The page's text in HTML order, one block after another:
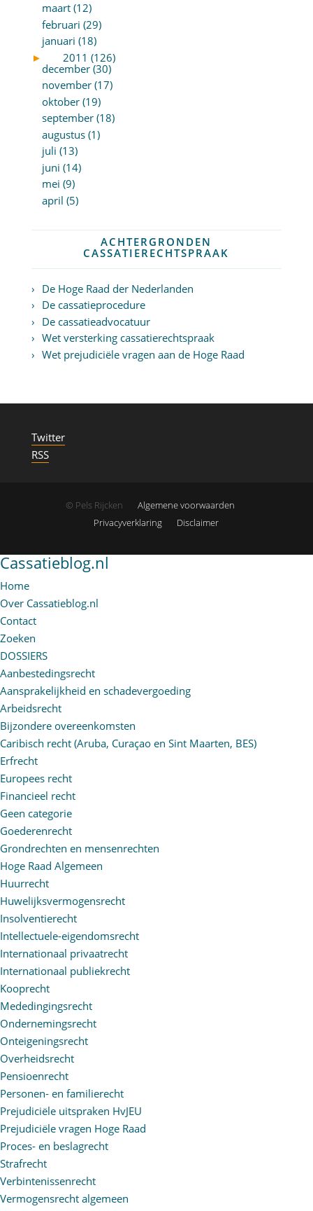
maart (12)
februari (29)
januari (18)
►
2011 (126)
december (30)
november (17)
oktober (19)
september (18)
augustus (1)
juli (13)
juni (14)
mei (9)
april (5)
ACHTERGRONDEN
CASSATIERECHTSPRAAK
De Hoge Raad der Nederlanden
De cassatieprocedure
De cassatieadvocatuur
Wet versterking cassatierechtspraak
Wet prejudiciële vragen aan de Hoge Raad
Twitter
RSS
© Pels Rijcken
Algemene voorwaarden
Privacyverklaring
Disclaimer
Cassatieblog.nl
Home
Over Cassatieblog.nl
Contact
Zoeken
DOSSIERS
Aanbestedingsrecht
Aansprakelijkheid en schadevergoeding
Arbeidsrecht
Bijzondere overeenkomsten
Caribisch recht (Aruba, Curaçao en Sint Maarten, BES)
Erfrecht
Europees recht
Financieel recht
Geen categorie
Goederenrecht
Grondrechten en mensenrechten
Hoge Raad Algemeen
Huurrecht
Huwelijksvermogensrecht
Insolventierecht
Intellectuele-eigendomsrecht
Internationaal privaatrecht
Internationaal publiekrecht
Kooprecht
Mededingingsrecht
Ondernemingsrecht
Onteigeningsrecht
Overheidsrecht
Pensioenrecht
Personen- en familierecht
Prejudiciële uitspraken HvJEU
Prejudiciële vragen Hoge Raad
Proces- en beslagrecht
Strafrecht
Verbintenissenrecht
Vermogensrecht algemeen